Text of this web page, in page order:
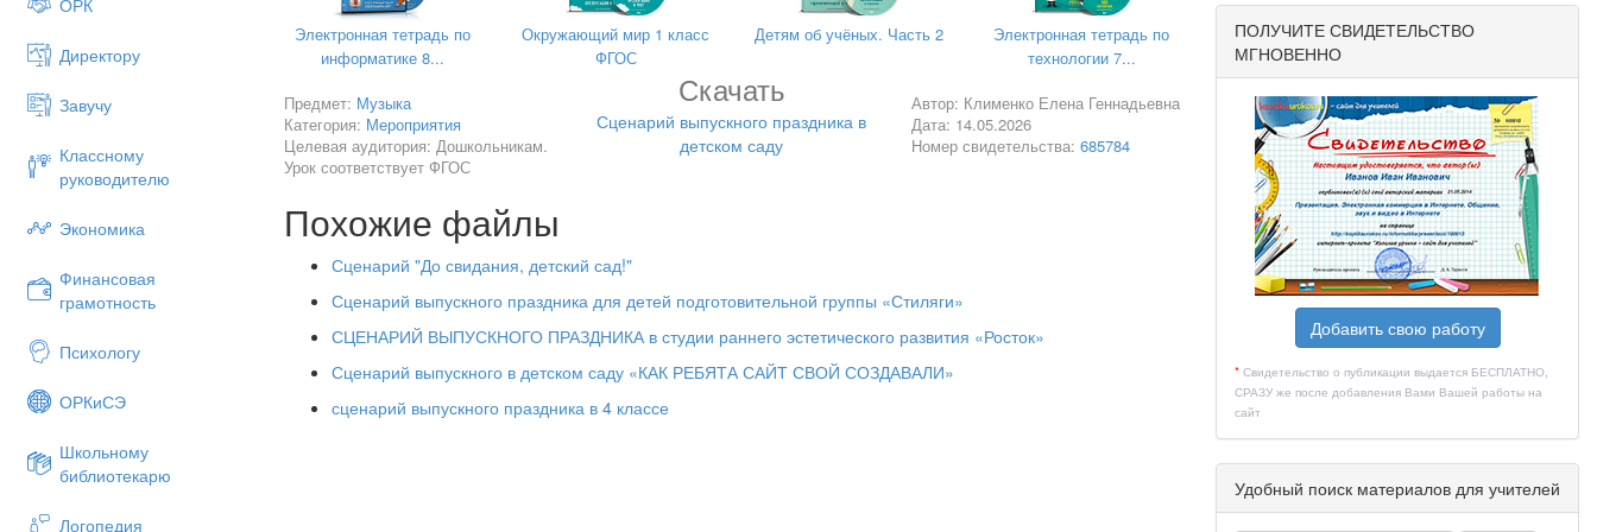
ОРК
Директору
Завучу
Классному
руководителю
Экономика
Финансовая
грамотность
Психологу
ОРКиСЭ
Школьному
библиотекарю
Логопедия
Не простые мы детишки,
Мы - выпускники!
Непоседы, шалунишки,
Ох, как быстро подросли!
4.Сегодня мы – выпускники,
Нам мамы купят дневники,
Учебники, тетради!
5. Сегодня мы – выпускники,
Не просто дошколята.
Нас ждут весёлые звонки
И новые ребята!
Электронная тетрадь по
информатике 8...
Окружающий мир 1 класс
ФГОС
Детям об учёных. Часть 2
Электронная тетрадь по
технологии 7...
Предмет: Музыка
Категория: Мероприятия
Целевая аудитория: Дошкольникам.
Урок соответствует ФГОС
Скачать
Сценарий выпускного праздника в
детском саду
Автор: Клименко Елена Геннадьевна
Дата: 14.05.2026
Номер свидетельства: 685784
Похожие файлы
Сценарий "До свидания, детский сад!"
Сценарий выпускного праздника для детей подготовительной группы «Стиляги»
СЦЕНАРИЙ ВЫПУСКНОГО ПРАЗДНИКА в студии раннего эстетического развития «Росток»
Сценарий выпускного в детском саду «КАК РЕБЯТА САЙТ СВОЙ СОЗДАВАЛИ»
сценарий выпускного праздника в 4 классе
ПОЛУЧИТЕ СВИДЕТЕЛЬСТВО
МГНОВЕННО
Добавить свою работу
* Свидетельство о публикации выдается БЕСПЛАТНО,
СРАЗУ же после добавления Вами Вашей работы на
сайт
Удобный поиск материалов для учителей